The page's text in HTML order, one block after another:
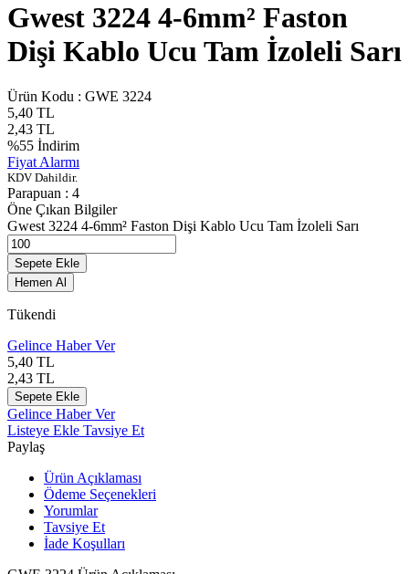
Gwest 3224 4-6mm² Faston
Dişi Kablo Ucu Tam İzoleli Sarı
Ürün Kodu : GWE 3224
5,40 TL
2,43 TL
%55 İndirim
Fiyat Alarmı
KDV Dahildir.
Parapuan : 4
Öne Çıkan Bilgiler
Gwest 3224 4-6mm² Faston Dişi Kablo Ucu Tam İzoleli Sarı
Sepete Ekle
Hemen Al
Tükendi
Gelince Haber Ver
5,40 TL
2,43 TL
Sepete Ekle
Gelince Haber Ver
Listeye Ekle Tavsiye Et
Paylaş
Ürün Açıklaması
Ödeme Seçenekleri
Yorumlar
Tavsiye Et
İade Koşulları